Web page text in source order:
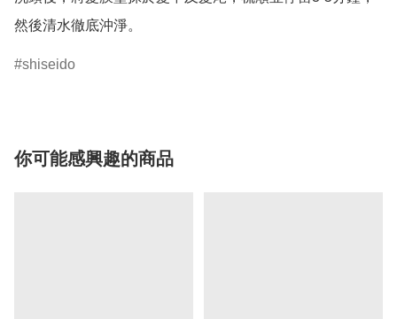
然後清水徹底沖淨。
shiseido
你可能感興趣的商品